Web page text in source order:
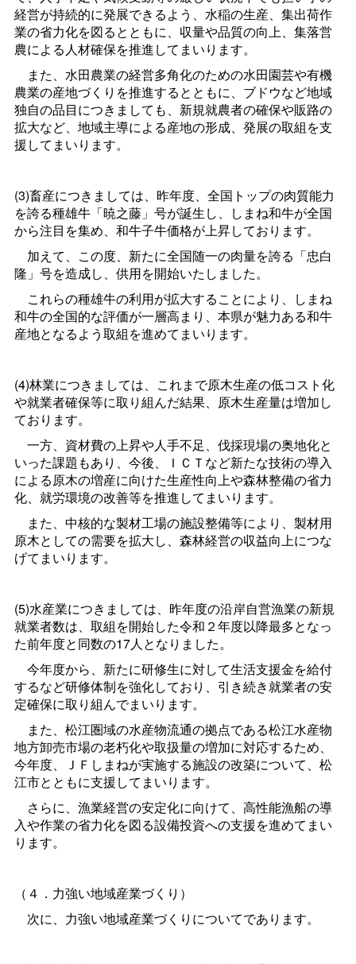
経営が持続的に発展できるよう、水稲の生産、集出荷作
業の省力化を図るとともに、収量や品質の向上、集落営
農による人材確保を推進してまいります。
また、水田農業の経営多角化のための水田園芸や有機
農業の産地づくりを推進するとともに、ブドウなど地域
独自の品目につきましても、新規就農者の確保や販路の
拡大など、地域主導による産地の形成、発展の取組を支
援してまいります。
(3)畜産につきましては、昨年度、全国トップの肉質能力
を誇る種雄牛「暁之藤」号が誕生し、しまね和牛が全国
から注目を集め、和牛子牛価格が上昇しております。
加えて、この度、新たに全国随一の肉量を誇る「忠白
隆」号を造成し、供用を開始いたしました。
これらの種雄牛の利用が拡大することにより、しまね
和牛の全国的な評価が一層高まり、本県が魅力ある和牛
産地となるよう取組を進めてまいります。
(4)林業につきましては、これまで原木生産の低コスト化
や就業者確保等に取り組んだ結果、原木生産量は増加し
ております。
一方、資材費の上昇や人手不足、伐採現場の奥地化と
いった課題もあり、今後、ＩＣＴなど新たな技術の導入
による原木の増産に向けた生産性向上や森林整備の省力
化、就労環境の改善等を推進してまいります。
また、中核的な製材工場の施設整備等により、製材用
原木としての需要を拡大し、森林経営の収益向上につな
げてまいります。
(5)水産業につきましては、昨年度の沿岸自営漁業の新規
就業者数は、取組を開始した令和２年度以降最多となっ
た前年度と同数の17人となりました。
今年度から、新たに研修生に対して生活支援金を給付
するなど研修体制を強化しており、引き続き就業者の安
定確保に取り組んでまいります。
また、松江圏域の水産物流通の拠点である松江水産物
地方卸売市場の老朽化や取扱量の増加に対応するため、
今年度、ＪＦしまねが実施する施設の改築について、松
江市とともに支援してまいります。
さらに、漁業経営の安定化に向けて、高性能漁船の導
入や作業の省力化を図る設備投資への支援を進めてまい
ります。
（４．力強い地域産業づくり）
次に、力強い地域産業づくりについてであります。